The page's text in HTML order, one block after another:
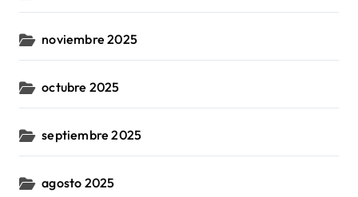
noviembre 2025
octubre 2025
septiembre 2025
agosto 2025